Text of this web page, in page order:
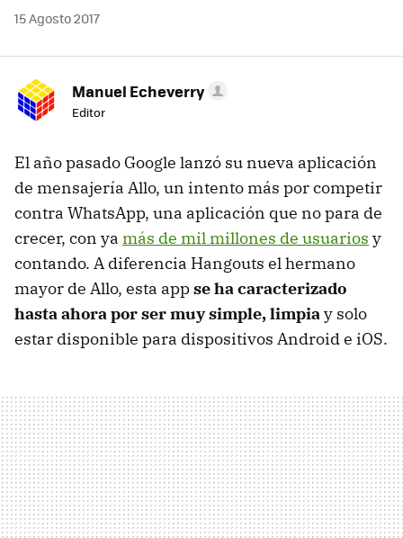
15 Agosto 2017
Manuel Echeverry
Editor
El año pasado Google lanzó su nueva aplicación
de mensajería Allo, un intento más por competir
contra WhatsApp, una aplicación que no para de
crecer, con ya más de mil millones de usuarios y
contando. A diferencia Hangouts el hermano
mayor de Allo, esta appse ha caracterizado
hasta ahora por ser muy simple, limpiay solo
estar disponible para dispositivos Android e iOS.